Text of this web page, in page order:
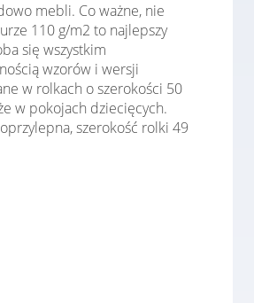
mebli. Co ważne, nie
110 g/m2 to najlepszy
się wszystkim
wzorów i wersji
w rolkach o szerokości 50
w pokojach dziecięcych.
szerokość rolki 49